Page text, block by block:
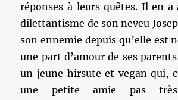
réponses à leurs quêtes. Il en a
dilettantisme de son neveu
son ennemie depuis qu’elle est
une part d’amour de ses
un jeune hirsute et vegan qui,
une petite amie pas